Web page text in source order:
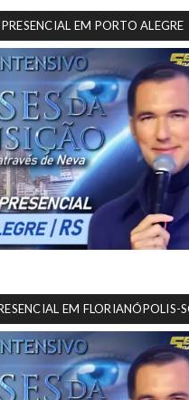
EM PORTO ALEGRE
EM FLORIANÓPOLIS-